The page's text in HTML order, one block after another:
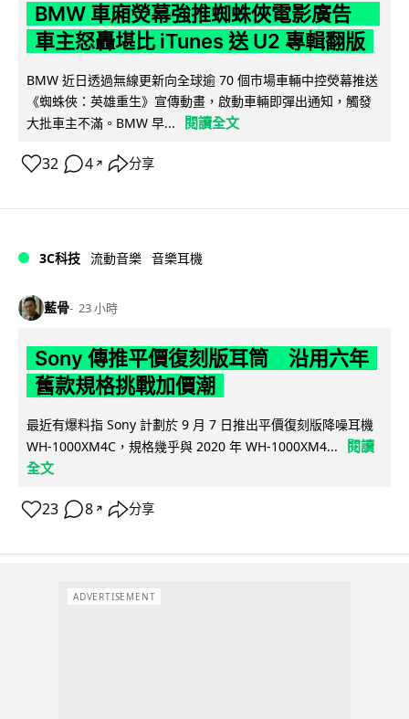
BMW 車廂熒幕強推蜘蛛俠電影廣告
車主怒轟堪比 iTunes 送 U2 專輯翻版
BMW 近日透過無線更新向全球逾 70 個市場車輛中控熒幕推送
《蜘蛛俠：英雄重生》宣傳動畫，啟動車輛即彈出通知，觸發
大批車主不滿。BMW 早...
閱讀全文
32 4 ↗ 分享
3C科技 流動音樂 音樂耳機
藍骨 23 小時
Sony 傳推平價復刻版耳筒 沿用六年
舊款規格挑戰加價潮
最近有爆料指 Sony 計劃於 9 月 7 日推出平價復刻版降噪耳機
WH-1000XM4C，規格幾乎與 2020 年 WH-1000XM4...
閱讀
全文
23 8 ↗ 分享
ADVERTISEMENT